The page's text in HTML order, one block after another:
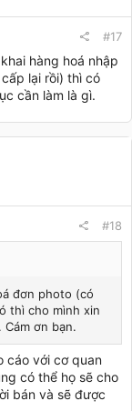
#17
hàng hoá nhập
lại rồi) thì có
cần làm là gì.
#18
đơn photo (có
thì cho mình xin
ơn bạn.
cáo với cơ quan
có thể họ sẽ cho
bán và sẽ được